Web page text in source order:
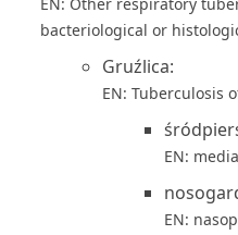
bacteriological or
Gruźlica:
EN: Tuberculosis
EN:
EN: